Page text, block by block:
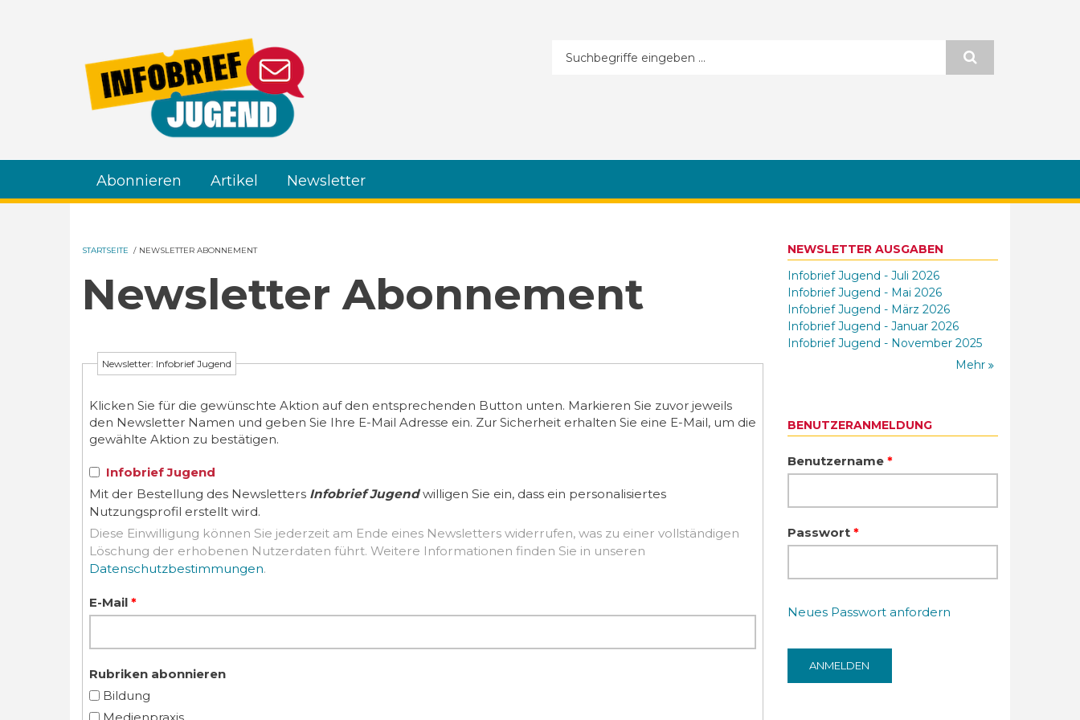
Suchformular
Abonnieren Artikel Newsletter
STARTSEITE / NEWSLETTER ABONNEMENT
Newsletter Abonnement
Newsletter: Infobrief Jugend
Klicken Sie für die gewünschte Aktion auf den entsprechenden Button unten. Markieren Sie zuvor jeweils
den Newsletter Namen und geben Sie Ihre E-Mail Adresse ein. Zur Sicherheit erhalten Sie eine E-Mail, um die
gewählte Aktion zu bestätigen.
Infobrief Jugend
Mit der Bestellung des Newsletters Infobrief Jugendwilligen Sie ein, dass ein personalisiertes
Nutzungsprofil erstellt wird.
Diese Einwilligung können Sie jederzeit am Ende eines Newsletters widerrufen, was zu einer vollständigen
Löschung der erhobenen Nutzerdaten führt. Weitere Informationen finden Sie in unseren
Datenschutzbestimmungen.
E-Mail *
Rubriken abonnieren
Bildung
NEWSLETTER AUSGABEN
Infobrief Jugend - Juli 2026
Infobrief Jugend - Mai 2026
Infobrief Jugend - März 2026
Infobrief Jugend - Januar 2026
Infobrief Jugend - November 2025
Mehr
BENUTZERANMELDUNG
Benutzername *
Passwort *
Neues Passwort anfordern